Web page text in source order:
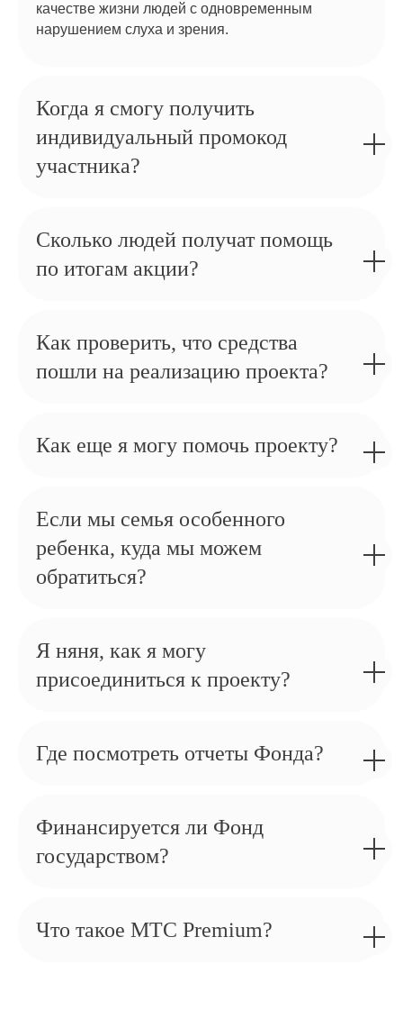
качестве жизни людей с одновременным
нарушением слуха и зрения.
Когда я смогу получить
индивидуальный промокод
участника?
Сколько людей получат помощь
по итогам акции?
Как проверить, что средства
пошли на реализацию проекта?
Как еще я могу помочь проекту?
Если мы семья особенного
ребенка, куда мы можем
обратиться?
Я няня, как я могу
присоединиться к проекту?
Где посмотреть отчеты Фонда?
Финансируется ли Фонд
государством?
Что такое МТС Premium?